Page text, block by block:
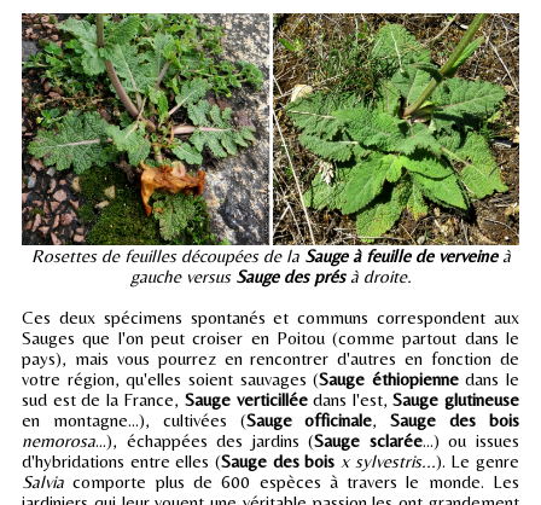
Rosettes de feuilles découpées de la Sauge à feuille de verveineà
gauche versus Sauge des présà droite.
Ces deux spécimens spontanés et communs correspondent aux
Sauges que l'on peut croiser en Poitou (comme partout dans le
pays), mais vous pourrez en rencontrer d'autres en fonction de
votre région, qu'elles soient sauvages (Sauge éthiopiennedans le
sud est de la France, Sauge verticilléedans l'est,Sauge glutineuse
en montagne...), cultivées (Sauge officinale,Sauge des bois
nemorosa...), échappées des jardins (Sauge sclarée...) ou issues
d'hybridations entre elles (Sauge des bois x sylvestris...). Le genre
Salvia comporte plus de 600 espèces à travers le monde. Les